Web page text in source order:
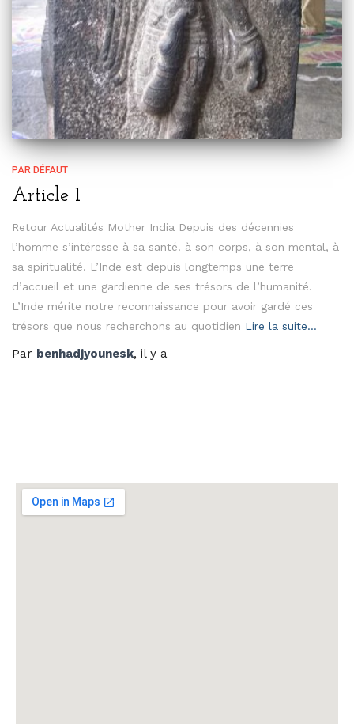
PAR DÉFAUT
Article 1
Retour Actualités Mother India Depuis des décennies
l’homme s’intéresse à sa santé. à son corps, à son mental, à
sa spiritualité. L’Inde est depuis longtemps une terre
d’accueil et une gardienne de ses trésors de l’humanité.
L’Inde mérite notre reconnaissance pour avoir gardé ces
trésors que nous recherchons au quotidien Lire la suite…
Par benhadjyounesk, il y a